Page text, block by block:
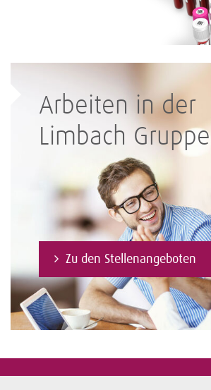
Arbeiten in der
Limbach Gruppe
Zu den Stellenangeboten